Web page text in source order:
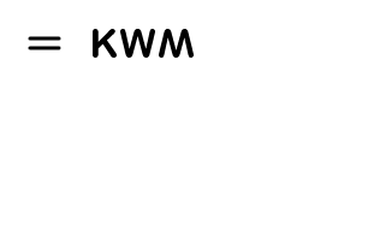
GO TO HOMEPAGE